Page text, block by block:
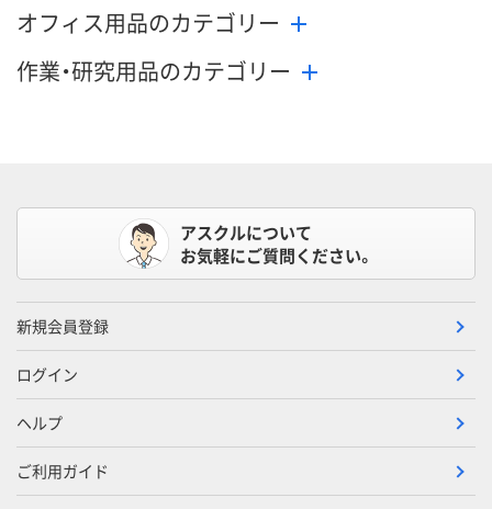
オフィス用品のカテゴリー
作業・研究用品のカテゴリー
アスクルについて
お気軽にご質問ください。
新規会員登録
ログイン
ヘルプ
ご利用ガイド